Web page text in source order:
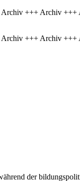
+++ Archiv
+++ Archiv
der